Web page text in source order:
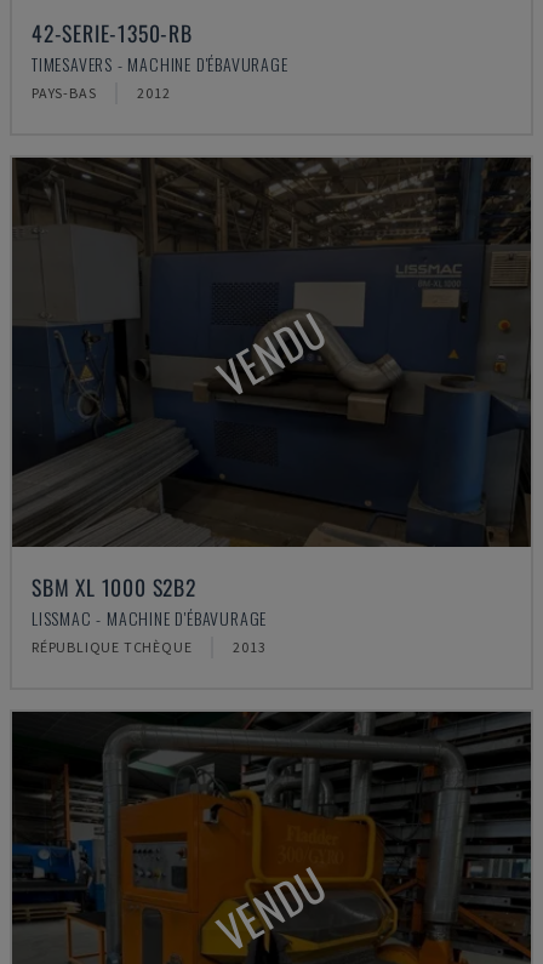
42-SERIE-1350-RB
TIMESAVERS - MACHINE D'ÉBAVURAGE
PAYS-BAS 2012
VENDU
SBM XL 1000 S2B2
LISSMAC - MACHINE D'ÉBAVURAGE
RÉPUBLIQUE TCHÈQUE 2013
VENDU